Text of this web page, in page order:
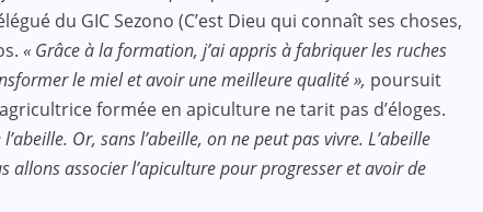
du GIC Sezono (C’est Dieu qui connaît ses choses,
« Grâce à la formation, j’ai appris à fabriquer les ruches
le miel et avoir une meilleure qualité », poursuit
formée en apiculture ne tarit pas d’éloges.
Or, sans l’abeille, on ne peut pas vivre. L’abeille
allons associer l’apiculture pour progresser et avoir de